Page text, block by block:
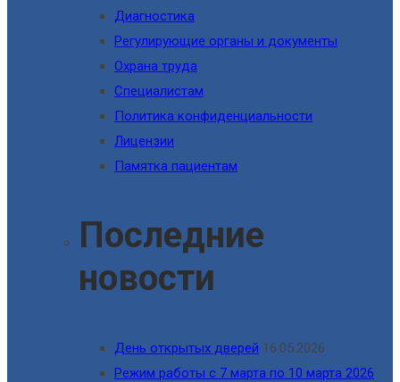
Диагностика
Регулирующие органы и документы
Охрана труда
Специалистам
Политика конфиденциальности
Лицензии
Памятка пациентам
Последние
новости
День открытых дверей 16.05.2026
Режим работы с 7 марта по 10 марта 2026